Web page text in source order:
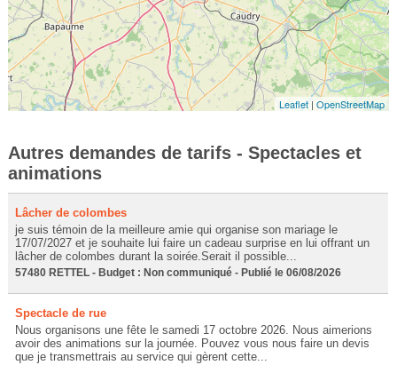
Leaflet |OpenStreetMap
Autres demandes de tarifs - Spectacles et
animations
Lâcher de colombes
je suis témoin de la meilleure amie qui organise son mariage le
17/07/2027 et je souhaite lui faire un cadeau surprise en lui offrant un
lâcher de colombes durant la soirée.Serait il possible...
57480 RETTEL - Budget : Non communiqué - Publié le 06/08/2026
Spectacle de rue
Nous organisons une fête le samedi 17 octobre 2026. Nous aimerions
avoir des animations sur la journée. Pouvez vous nous faire un devis
que je transmettrais au service qui gèrent cette...